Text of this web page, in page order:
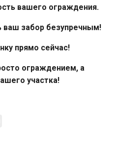
вашего ограждения.
ваш забор безупречным!
прямо сейчас!
ограждением, а
участка!